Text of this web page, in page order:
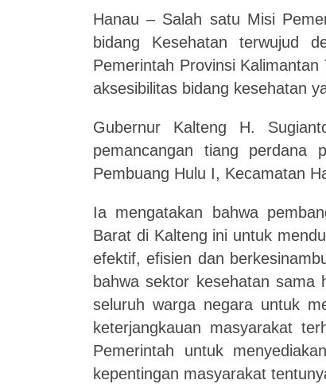
Hanau – Salah satu Misi
bidang Kesehatan terwujud
Pemerintah Provinsi
aksesibilitas bidang kesehatan
Gubernur Kalteng H.
pemancangan tiang perdana
Pembuang Hulu I, Kecamatan
Ia mengatakan bahwa
Barat di Kalteng ini untuk
efektif, efisien dan
bahwa sektor kesehatan sama
seluruh warga negara untuk
keterjangkauan masyarakat
Pemerintah untuk
kepentingan masyarakat